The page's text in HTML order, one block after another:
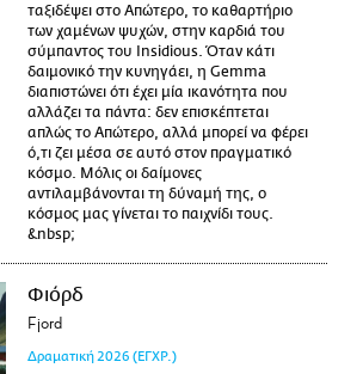
ταξιδέψει στο Απώτερο, το καθαρτήριο
των χαμένων ψυχών, στην καρδιά του
σύμπαντος του Insidious. Όταν κάτι
δαιμονικό την κυνηγάει, η Gemma
διαπιστώνει ότι έχει μία ικανότητα που
αλλάζει τα πάντα: δεν επισκέπτεται
απλώς το Απώτερο, αλλά μπορεί να φέρει
ό,τι ζει μέσα σε αυτό στον πραγματικό
κόσμο. Μόλις οι δαίμονες
αντιλαμβάνονται τη δύναμή της, ο
κόσμος μας γίνεται το παιχνίδι τους.
&nbsp;
Φιόρδ
Fjord
Δραματική 2026 (ΕΓΧΡ.)